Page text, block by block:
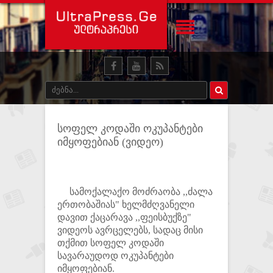
სოფელ კოდაში ოკუპანტები
იმყოფებიან (ვიდეო)
სამოქალაქო მოძრაობა ,,ძალა
ერთობაშიას" ხელმძღვანელი
დავით ქაცარავა ,,ფეისბუქზე"
ვიდეოს ავრცელებს, სადაც მისი
თქმით სოფელ კოდაში
სავარაუდოდ ოკუპანტები
იმყოფებიან.